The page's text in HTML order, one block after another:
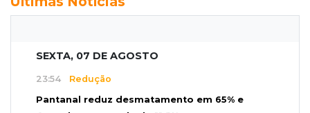
SEXTA, 07 DE AGOSTO
23:54 Redução
Pantanal reduz desmatamento em 65% e